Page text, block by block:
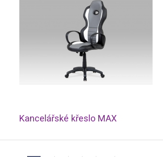
Kancelářské křeslo MAX